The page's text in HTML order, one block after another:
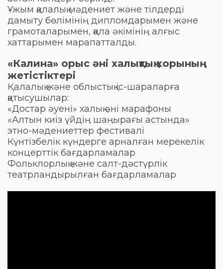
Ұжым қалалық мәдениет және тілдерді
дамыту бөлімінің дипломдарымен және
грамоталарымен, қала әкімінің алғыс
хаттарымен марапатталды.
«Калина» орыс әні халықтық хорының
жетістіктері
Қалалық және облыстық іс-шараларға
қатысушылар:
«Достар әуені» халық әні марафоны
«Алтын киіз үйдің шаңырағы астында»
этно-мәдениеттер фестивалі
Күнтізбелік күндерге арналған мерекелік
концерттік бағдарламалар
Фольклорлық және салт-дәстүрлік
театрландырылған бағдарламалар